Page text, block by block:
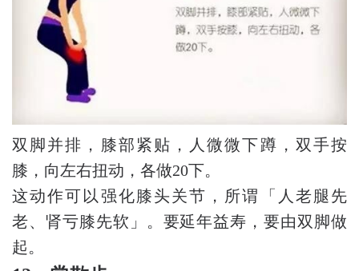
双脚并排，膝部紧贴，人微微下蹲，双手按
膝，向左右扭动，各做20下。
这动作可以强化膝头关节，所谓「人老腿先
老、肾亏膝先软」。要延年益寿，要由双脚做
起。